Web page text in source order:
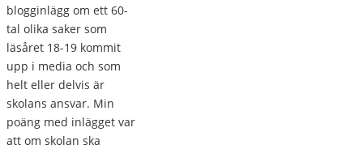
blogginlägg om ett 60-
tal olika saker som
läsåret 18-19 kommit
upp i media och som
helt eller delvis är
skolans ansvar. Min
poäng med inlägget var
att om skolan ska